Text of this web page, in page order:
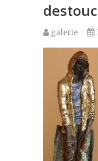
galerie